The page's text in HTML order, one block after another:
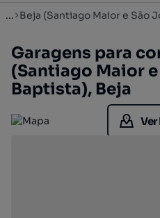
... Beja (Santiago Maior e São
Garagens para
(Santiago Maior
Baptista), Beja
Ver